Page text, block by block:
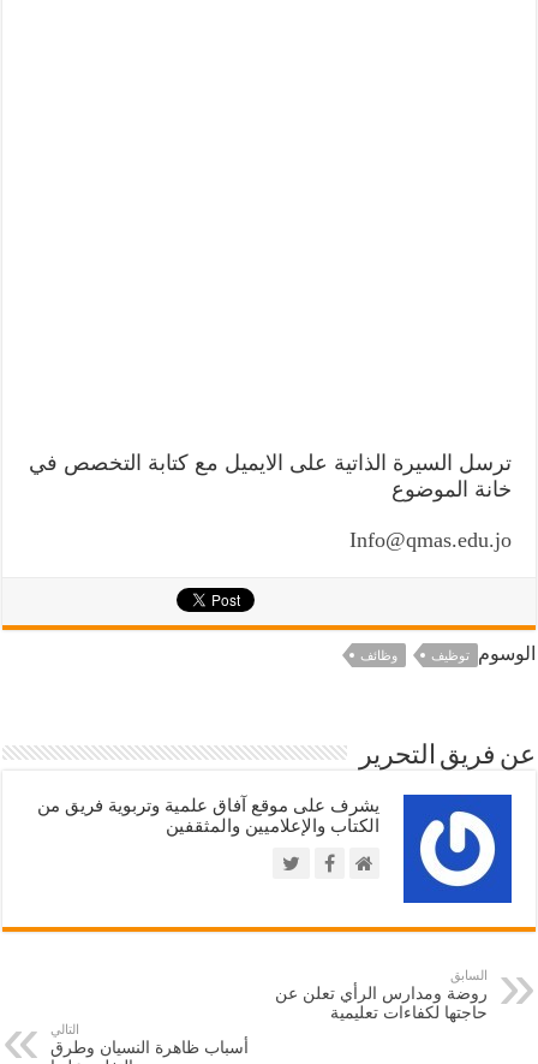
ترسل السيرة الذاتية على الايميل مع كتابة التخصص في
خانة الموضوع
Info@qmas.edu.jo
الوسوم توظيف وظائف
عن فريق التحرير
يشرف على موقع آفاق علمية وتربوية فريق من
الكتاب والإعلاميين والمثقفين
السابق
روضة ومدارس الرأي تعلن عن
حاجتها لكفاءات تعليمية
التالي
أسباب ظاهرة النسيان وطرق